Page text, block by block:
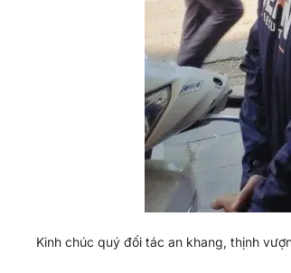
Kinh chúc quý đối tác an khang, thịnh